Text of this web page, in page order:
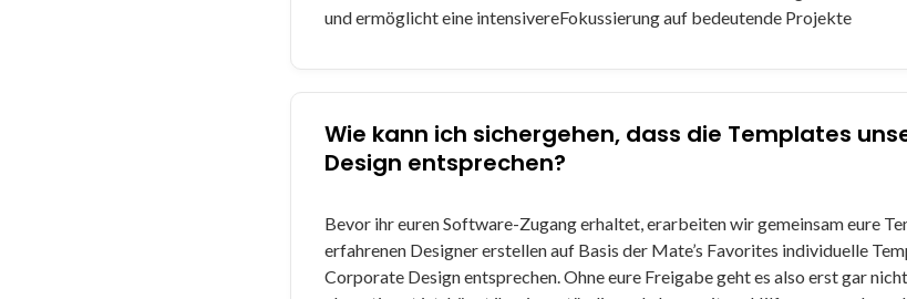
und ermöglicht eine intensivereFokussierung auf bedeutende Projekte
Wie kann ich sichergehen, dass die Templates
Design entsprechen?
Bevor ihr euren Software-Zugang erhaltet, erarbeiten wir gemeinsam eure
erfahrenen Designer erstellen auf Basis der Mate’s Favorites individuelle
Corporate Design entsprechen. Ohne eure Freigabe geht es also erst gar